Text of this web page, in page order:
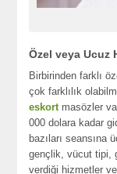
Özel veya Ucuz
Birbirinden farklı
çok farklılık
eskort masözler
000 dolara kadar
bazıları
gençlik, vücut tipi,
verdiği hizmetler